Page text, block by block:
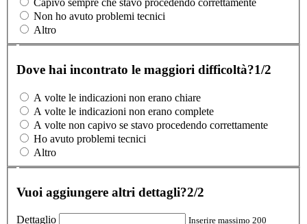
Capivo sempre che stavo procedendo correttamente
Non ho avuto problemi tecnici
Altro
Dove hai incontrato le maggiori difficoltà?1/2
A volte le indicazioni non erano chiare
A volte le indicazioni non erano complete
A volte non capivo se stavo procedendo correttamente
Ho avuto problemi tecnici
Altro
Vuoi aggiungere altri dettagli?2/2
Dettaglio
Inserire massimo 200